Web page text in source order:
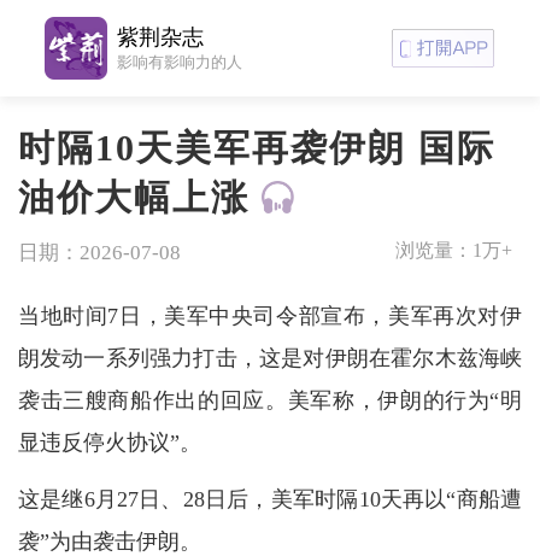
时隔10天美军再袭伊朗 国际
油价大幅上涨
日期：2026-07-08 浏览量： 1万+
当地时间7日，美军中央司令部宣布，美军再次对伊
朗发动一系列强力打击，这是对伊朗在霍尔木兹海峡
袭击三艘商船作出的回应。美军称，伊朗的行为“明
显违反停火协议”。
这是继6月27日、28日后，美军时隔10天再以“商船遭
袭”为由袭击伊朗。
紫荆杂志
影响有影响力的人